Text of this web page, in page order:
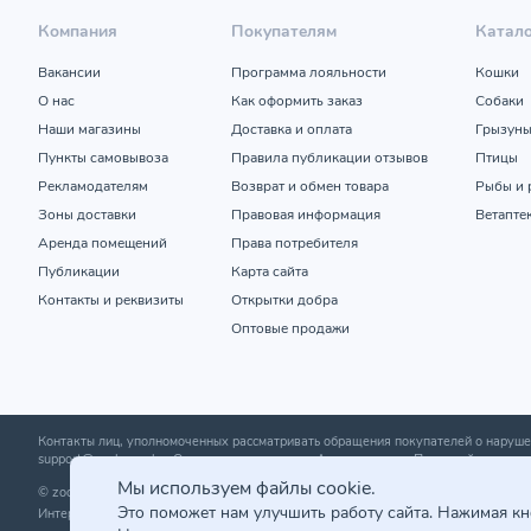
Компания
Вакансии
О нас
Наши магазины
Пункты самовывоза
Рекламодателям
Зоны доставки
Аренда помещений
Публикации
Контакты и реквизиты
Покупателям
Программа лояльности
Как оформить заказ
Доставка и оплата
Правила публикации отзывов
Возврат и обмен товара
Правовая информация
Права потребителя
Карта сайта
Открытки добра
Оптовые продажи
Кошки
Собаки
Грызуны
Птицы
Рыбы и
Контакты лиц, уполномоченных рассматривать обращения покупателей о
support@zoobazar.by; Отдел торговли и услуг Администрации Первомайского р-
© zoobazar.by 2026 | ООО «Ветзообазар», УНП 192636458 | г. Минск, пр-т
Интернет-магазин зарегистрирован в торговом реестре 25.03.2020 г. |
Мы используем файлы cookie.
Это поможет нам улучшить работу сайта. Нажимая